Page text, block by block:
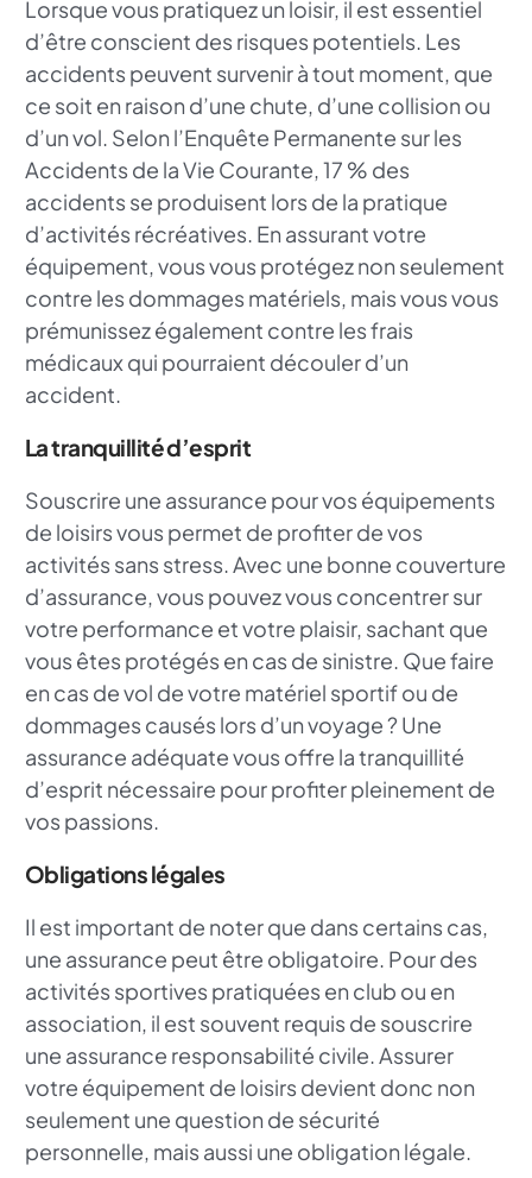
Lorsque vous pratiquez un loisir, il est essentiel
d’être conscient des risques potentiels. Les
accidents peuvent survenir à tout moment, que
ce soit en raison d’une chute, d’une collision ou
d’un vol. Selon l’Enquête Permanente sur les
Accidents de la Vie Courante, 17 % des
accidents se produisent lors de la pratique
d’activités récréatives. En assurant votre
équipement, vous vous protégez non seulement
contre les dommages matériels, mais vous vous
prémunissez également contre les frais
médicaux qui pourraient découler d’un
accident.
La tranquillité d’esprit
Souscrire une assurance pour vos équipements
de loisirs vous permet de profiter de vos
activités sans stress. Avec une bonne couverture
d’assurance, vous pouvez vous concentrer sur
votre performance et votre plaisir, sachant que
vous êtes protégés en cas de sinistre. Que faire
en cas de vol de votre matériel sportif ou de
dommages causés lors d’un voyage ? Une
assurance adéquate vous offre la tranquillité
d’esprit nécessaire pour profiter pleinement de
vos passions.
Obligations légales
Il est important de noter que dans certains cas,
une assurance peut être obligatoire. Pour des
activités sportives pratiquées en club ou en
association, il est souvent requis de souscrire
une assurance responsabilité civile. Assurer
votre équipement de loisirs devient donc non
seulement une question de sécurité
personnelle, mais aussi une obligation légale.